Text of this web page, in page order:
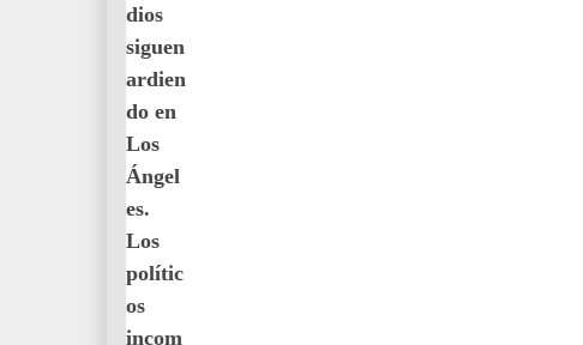
dios
siguen
ardien
do en
Los
Ángel
es.
Los
polític
os
incom